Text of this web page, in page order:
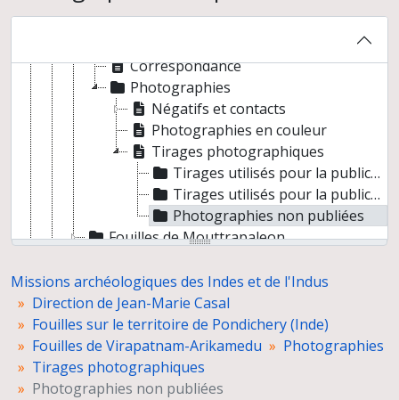
Cahiers de fouilles
Correspondance
Photographies
Négatifs et contacts
Photographies en couleur
Tirages photographiques
Tirages utilisés pour la publication des fouilles de Virapatnam
Tirages utilisés pour la publication "Site urbain et sites funéraires de Pondichéry"
Photographies non publiées
Fouilles de Mouttrapaleon
Fichier photographique
Poterie de sites aux alentours de Pondichéry
Fouilles de Mundigak (Afghanistan)
Fouilles de Shakh Tepe (Afghanistan)
Prospections au Balouchistan
Fouilles d'Amri (Pakistan)
Missions archéologiques des Indes et de l'Indus
Direction de Jean-Marie Casal
Fouilles sur le territoire de Pondichery (Inde)
Fouilles de Virapatnam-Arikamedu
Photographies
Tirages photographiques
Photographies non publiées